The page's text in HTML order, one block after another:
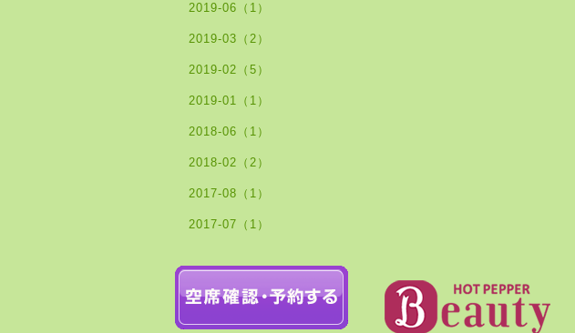
2019-06（1）
2019-03（2）
2019-02（5）
2019-01（1）
2018-06（1）
2018-02（2）
2017-08（1）
2017-07（1）